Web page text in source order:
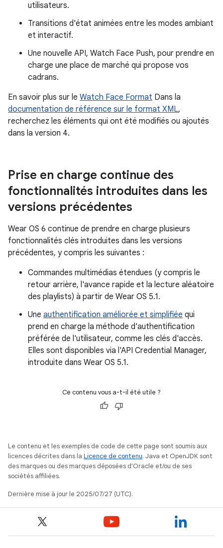
utilisateurs.
Transitions d'état animées entre les modes ambiant
et interactif.
Une nouvelle API, Watch Face Push, pour prendre en
charge une place de marché qui propose vos
cadrans.
En savoir plus sur le Watch Face Format Dans la
documentation de référence sur le format XML,
recherchez les éléments qui ont été modifiés ou ajoutés
dans la version 4.
Prise en charge continue des
fonctionnalités introduites dans les
versions précédentes
Wear OS 6 continue de prendre en charge plusieurs
fonctionnalités clés introduites dans les versions
précédentes, y compris les suivantes :
Commandes multimédias étendues (y compris le
retour arrière, l'avance rapide et la lecture aléatoire
des playlists) à partir de Wear OS 5.1.
Une authentification améliorée et simplifiée qui
prend en charge la méthode d'authentification
préférée de l'utilisateur, comme les clés d'accès.
Elles sont disponibles via l'API Credential Manager,
introduite dans Wear OS 5.1.
Ce contenu vous a-t-il été utile ?
Le contenu et les exemples de code de cette page sont soumis aux
licences décrites dans la Licence de contenu. Java et OpenJDK sont
des marques ou des marques déposées d'Oracle et/ou de ses
sociétés affiliées.
Dernière mise à jour le 2025/07/27 (UTC).